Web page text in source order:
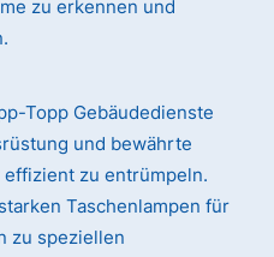
zu erkennen und
Topp Gebäudedienste
und bewährte
zu entrümpeln.
Taschenlampen für
zu speziellen